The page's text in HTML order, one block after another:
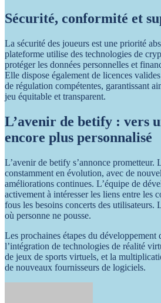
Sécurité, conformité et
La sécurité des joueurs est une priorité
plateforme utilise des technologies de
protéger les données personnelles et
Elle dispose également de licences
de régulation compétentes, garantissant
jeu équitable et transparent.
L’avenir de betify : vers
encore plus personnalisé
L’avenir de betify s’annonce prometteur.
constamment en évolution, avec de
améliorations continues. L’équipe de
activement à intéresser les liens entre les
fous les besoins concerts des utilisateurs.
où personne ne pousse.
Les prochaines étapes du
l’intégration de technologies de réalité
de jeux de sports virtuels, et la
de nouveaux fournisseurs de logiciels.